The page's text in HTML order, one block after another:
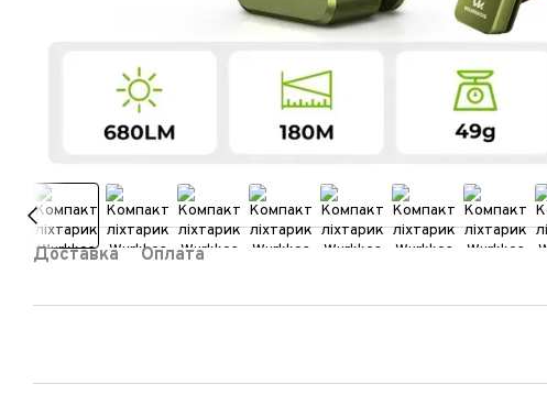
Доставка Оплата